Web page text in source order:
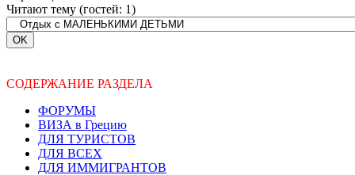
Читают тему (гостей: 1)
СОДЕРЖАНИЕ РАЗДЕЛА
ФОРУМЫ
ВИЗА в Грецию
ДЛЯ ТУРИСТОВ
ДЛЯ ВСЕХ
ДЛЯ ИММИГРАНТОВ